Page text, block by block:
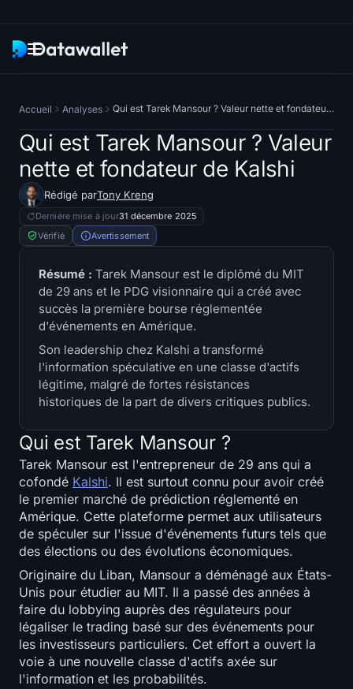
Recherche
Traqueurs d'ETF
ETF Bitcoin
ETF Solana
Hyperliquid ETF
Trésoreries
Trésoreries Bitcoin
Trésoreries Ethereum
Trésoreries Solana
Trésoreries Hyperliquid
Toutes les Liquidations
Carte thermique du BTC
Carte thermique de l'ETH
Accueil Analyses Qui est Tarek Mansour ? Valeur nette et fondateur de Kalshi
Qui est Tarek Mansour ? Valeur
nette et fondateur de Kalshi
Rédigé parTony Kreng
Dernière mise à jour31 décembre 2025
Vérifié
Avertissement
Résumé : Tarek Mansour est le diplômé du MIT
de 29 ans et le PDG visionnaire qui a créé avec
succès la première bourse réglementée
d'événements en Amérique.
Son leadership chez Kalshi a transformé
l'information spéculative en une classe d'actifs
légitime, malgré de fortes résistances
historiques de la part de divers critiques publics.
‍Qui est Tarek Mansour ?
Tarek Mansour est l'entrepreneur de 29 ans qui a
cofondé Kalshi. Il est surtout connu pour avoir créé
le premier marché de prédiction réglementé en
Amérique. Cette plateforme permet aux utilisateurs
de spéculer sur l'issue d'événements futurs tels que
des élections ou des évolutions économiques.
Originaire du Liban, Mansour a déménagé aux États-
Unis pour étudier au MIT. Il a passé des années à
faire du lobbying auprès des régulateurs pour
légaliser le trading basé sur des événements pour
les investisseurs particuliers. Cet effort a ouvert la
voie à une nouvelle classe d'actifs axée sur
l'information et les probabilités.